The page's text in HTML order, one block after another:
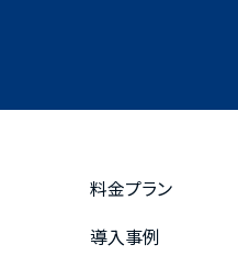
料金プラン
導入事例